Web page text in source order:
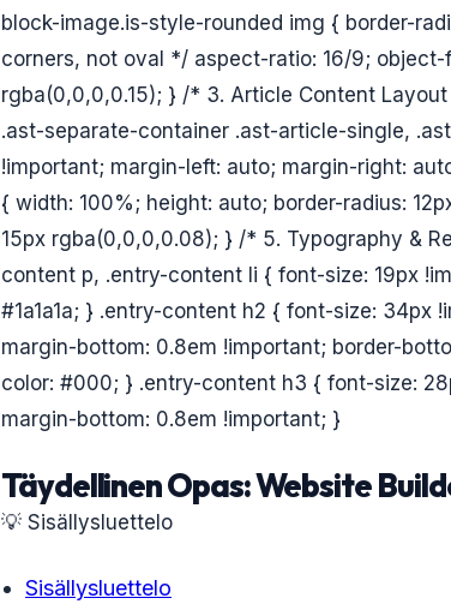
block-image.is-style-rounded img { border-
corners, not oval */ aspect-ratio: 16/9;
rgba(0,0,0,0.15); } /* 3. Article Content
.ast-separate-container .ast-article-single,
!important; margin-left: auto; margin-right:
{ width: 100%; height: auto; border-radius:
15px rgba(0,0,0,0.08); } /* 5. Typography &
content p, .entry-content li { font-size: 19px
#1a1a1a; } .entry-content h2 { font-size: 34px
margin-bottom: 0.8em !important; border-
color: #000; } .entry-content h3 { font-size:
margin-bottom: 0.8em !important; }
Täydellinen Opas: Website
💡 Sisällysluettelo
Sisällysluettelo